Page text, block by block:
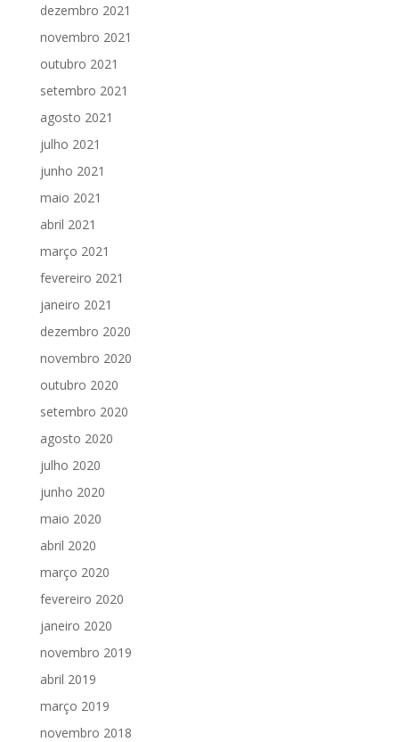
dezembro 2021
novembro 2021
outubro 2021
setembro 2021
agosto 2021
julho 2021
junho 2021
maio 2021
abril 2021
março 2021
fevereiro 2021
janeiro 2021
dezembro 2020
novembro 2020
outubro 2020
setembro 2020
agosto 2020
julho 2020
junho 2020
maio 2020
abril 2020
março 2020
fevereiro 2020
janeiro 2020
novembro 2019
abril 2019
março 2019
novembro 2018